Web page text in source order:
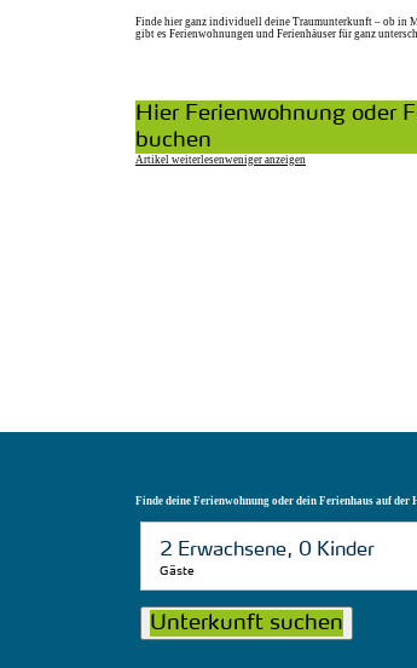
Finde hier ganz individuell deine Traumunterkunft – ob in
gibt es Ferienwohnungen und Ferienhäuser für ganz
Hier Ferienwohnung oder
buchen
Artikel weiterlesenweniger anzeigen
Finde deine Ferienwohnung oder dein Ferienhaus auf der
Gäste
Unterkunft suchen